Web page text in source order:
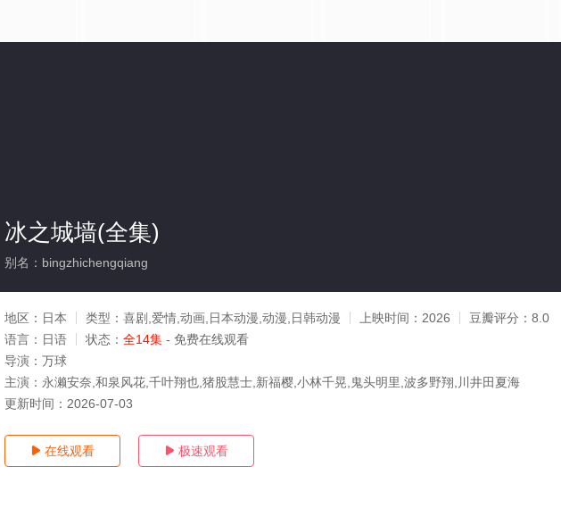
冰之城墙(全集)
别名：bingzhichengqiang
地区： 日本 类型： 喜剧,爱情,动画,日本动漫,动漫,日韩动漫 上映时间： 2026 豆瓣评分： 8.0
语言： 日语 状态： 全14集 - 免费在线观看
导演： 万球
主演： 永濑安奈,和泉风花,千叶翔也,猪股慧士,新福樱,小林千晃,鬼头明里,波多野翔,川井田夏海
更新时间： 2026-07-03
 在线观看  极速观看